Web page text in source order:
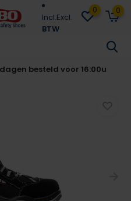
Incl.Excl.
BTW
0 0
besteld voor 16:00u